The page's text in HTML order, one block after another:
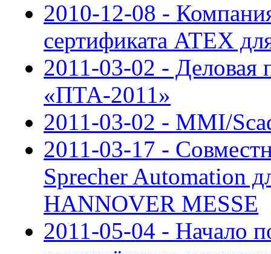
2010-12-08 -
сертификата ATEX
2011-03-02 - Деловая
«ПТА-2011»
2011-03-02 - MMI/
2011-03-17 -
Sprecher Automation
HANNOVER MESSE
2011-05-04 - Начало